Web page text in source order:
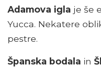
Adamova igla je še
Yucca. Nekatere
pestre.
Španska bodala in